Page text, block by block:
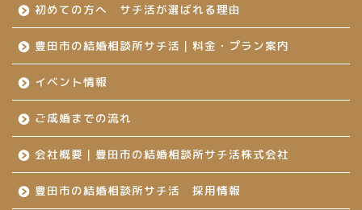
初めての方へ サチ活が選ばれる理由
豊田市の結婚相談所サチ活｜料金・プラン案内
イベント情報
ご成婚までの流れ
会社概要｜豊田市の結婚相談所サチ活株式会社
豊田市の結婚相談所サチ活 採用情報